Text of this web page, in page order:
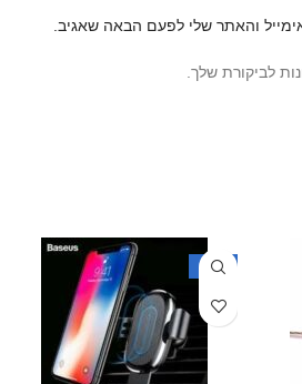
והאתר שלי לפעם הבאה שאגיב.
לביקורת שלך.
-50%